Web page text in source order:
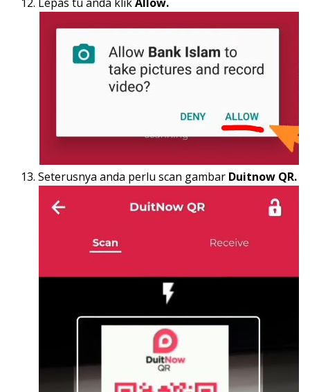
Seterusnya anda perlu scan gambar Duitnow QR.